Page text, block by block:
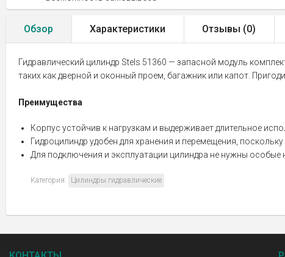
Обзор Характеристики Отзывы (0)
Гидравлический цилиндр Stels 51360 — запасной модуль
таких как дверной и оконный проем, багажник или капот.
Преимущества
Корпус устойчив к нагрузкам и выдерживает длительное
Гидроцилиндр удобен для хранения и перемещения,
Для подключения и эксплуатации цилиндра не нужны особые
Категория: Цилиндры гидравлические